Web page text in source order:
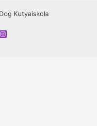
Kutyaiskola